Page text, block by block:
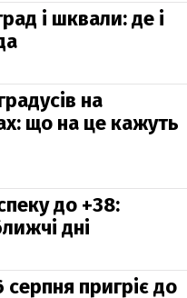
і шквали: де і
на
що на це кажуть
до +38:
дні
серпня пригріє до